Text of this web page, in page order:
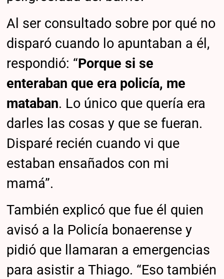
Al ser consultado sobre por qué no
disparó cuando lo apuntaban a él,
respondió: “Porque si se
enteraban que era policía, me
mataban. Lo único que quería era
darles las cosas y que se fueran.
Disparé recién cuando vi que
estaban ensañados con mi
mamá”.
También explicó que fue él quien
avisó a la Policía bonaerense y
pidió que llamaran a emergencias
para asistir a Thiago. “Eso también